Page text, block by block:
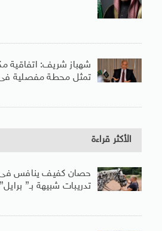
شهباز شريف: اتفاقية
تمثل محطة مفصلية فى
الأكثر قراءة
حصان كفيف ينافس
تدريبات شبيهة بـ” برايل”